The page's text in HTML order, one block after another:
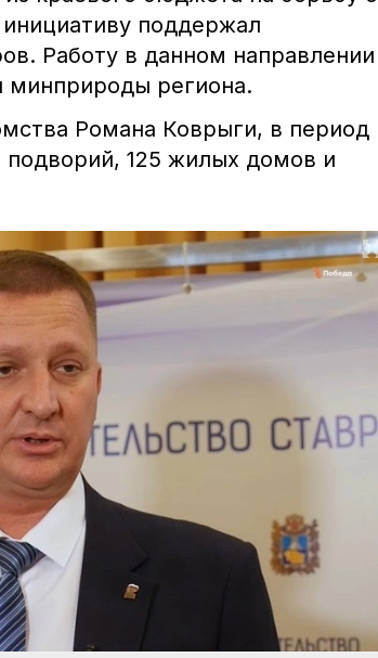
поддержал
Работу в данном направлении
минприроды региона.
Романа Коврыги, в период
подворий, 125 жилых домов и